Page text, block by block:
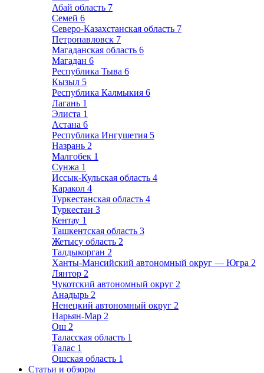
Абай область 7
Семей 6
Северо-Казахстанская область 7
Петропавловск 7
Магаданская область 6
Магадан 6
Республика Тыва 6
Кызыл 5
Республика Калмыкия 6
Лагань 1
Элиста 1
Астана 6
Республика Ингушетия 5
Назрань 2
Малгобек 1
Сунжа 1
Иссык-Кульская область 4
Каракол 4
Туркестанская область 4
Туркестан 3
Кентау 1
Ташкентская область 3
Жетысу область 2
Талдыкорган 2
Ханты-Мансийский автономный округ — Югра 2
Лянтор 2
Чукотский автономный округ 2
Анадырь 2
Ненецкий автономный округ 2
Нарьян-Мар 2
Ош 2
Таласская область 1
Талас 1
Ошская область 1
Статьи и обзоры